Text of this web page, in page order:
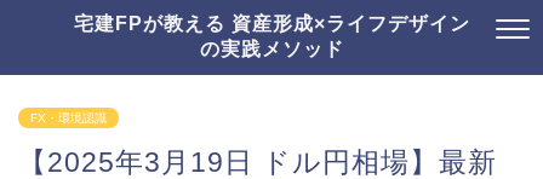
宅建FPが教える 資産形成×ライフデザイン
の実践メソッド
FX・環境認識
【2025年3月19日 ドル円相場】最新